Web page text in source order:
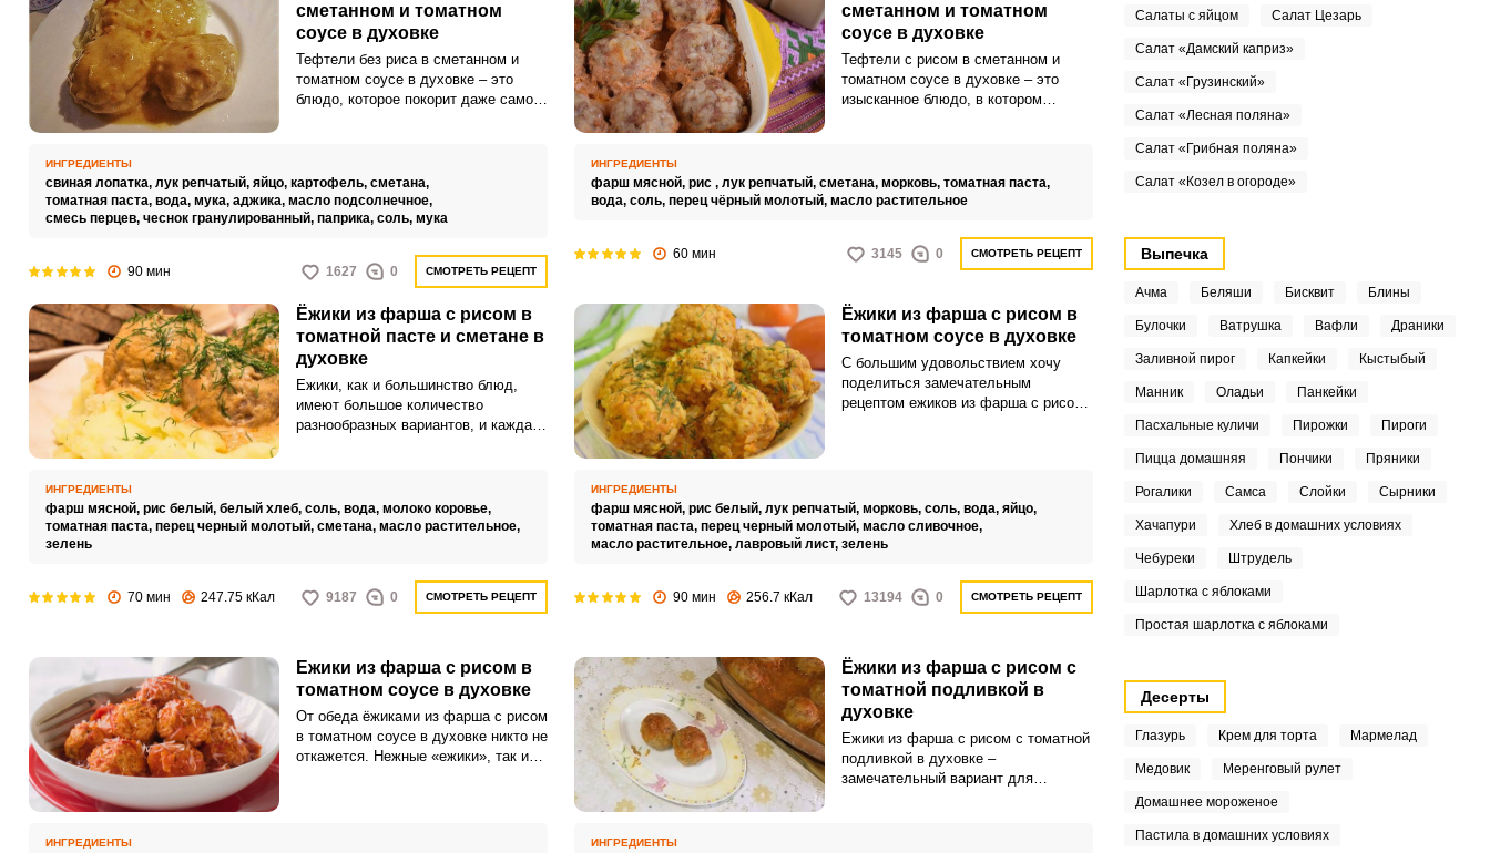
сметанном и томатном
соусе в духовке
Тефтели без риса в сметанном и
томатном соусе в духовке – это
блюдо, которое покорит даже самого
аппетитным соусом из сметаны и
томатной пасты, станут настоящим
открытием для любителей
простой и домашней кухни.
ИНГРЕДИЕНТЫ
свиная лопатка, лук репчатый, яйцо, картофель, сметана,
томатная паста, вода, мука, аджика, масло подсолнечное,
смесь перцев, чеснок гранулированный, паприка, соль, мука
90 мин 1627 0 СМОТРЕТЬ РЕЦЕПТ
сметанном и томатном
соусе в духовке
Тефтели с рисом в сметанном и
томатном соусе в духовке – это
изысканное блюдо, в котором
томатов. Каждый кусочек пропитан
сочными вкусами и приправами,
вкусовой праздник.
ИНГРЕДИЕНТЫ
фарш мясной, рис , лук репчатый, сметана, морковь, томатная паста,
вода, соль, перец чёрный молотый, масло растительное
60 мин 3145 0 СМОТРЕТЬ РЕЦЕПТ
Ёжики из фарша с рисом в
томатной пасте и сметане в
духовке
Ежики, как и большинство блюд,
имеют большое количество
разнообразных вариантов, и каждая
рецептом ежиков из фарша с рисом
в томатной пасте и сметане в
ИНГРЕДИЕНТЫ
фарш мясной, рис белый, белый хлеб, соль, вода, молоко коровье,
томатная паста, перец черный молотый, сметана, масло растительное,
зелень
70 мин 247.75 кКал 9187 0 СМОТРЕТЬ РЕЦЕПТ
Ёжики из фарша с рисом в
томатном соусе в духовке
С большим удовольствием хочу
поделиться замечательным
рецептом ежиков из фарша с рисом
ИНГРЕДИЕНТЫ
фарш мясной, рис белый, лук репчатый, морковь, соль, вода, яйцо,
томатная паста, перец черный молотый, масло сливочное,
масло растительное, лавровый лист, зелень
90 мин 256.7 кКал 13194 0 СМОТРЕТЬ РЕЦЕПТ
Ежики из фарша с рисом в
томатном соусе в духовке
От обеда ёжиками из фарша с рисом
в томатном соусе в духовке никто не
откажется. Нежные «ежики», так и
ИНГРЕДИЕНТЫ
Ёжики из фарша с рисом с
томатной подливкой в
духовке
Ежики из фарша с рисом с томатной
подливкой в духовке –
замечательный вариант для
ИНГРЕДИЕНТЫ
Салаты с яйцом Салат Цезарь
Салат «Дамский каприз»
Салат «Грузинский»
Салат «Лесная поляна»
Салат «Грибная поляна»
Салат «Козел в огороде»
Выпечка
Ачма Беляши Бисквит Блины
Булочки Ватрушка Вафли Драники
Заливной пирог Капкейки Кыстыбый
Манник Оладьи Панкейки
Пасхальные куличи Пирожки Пироги
Пицца домашняя Пончики Пряники
Рогалики Самса Слойки Сырники
Хачапури Хлеб в домашних условиях
Чебуреки Штрудель
Шарлотка с яблоками
Простая шарлотка с яблоками
Десерты
Глазурь Крем для торта Мармелад
Медовик Меренговый рулет
Домашнее мороженое
Пастила в домашних условиях
ВХОД НА САЙТ РЕГИСТРАЦИЯ
Войдите
с помощью социальных сетей: